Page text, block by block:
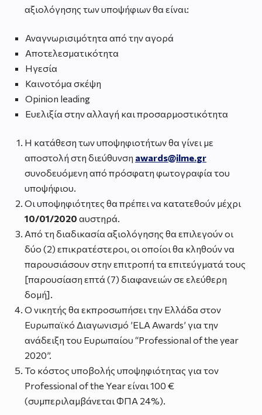
αξιολόγησης των υποψήφιων θα είναι:
Αναγνωρισιμότητα από την αγορά
Αποτελεσματικότητα
Ηγεσία
Καινοτόμα σκέψη
Opinion leading
Ευελιξία στην αλλαγή και προσαρμοστικότητα
Η κατάθεση των υποψηφιοτήτων θα γίνει με
αποστολή στη διεύθυνση awards@ilme.gr
συνοδευόμενη από πρόσφατη φωτογραφία του
υποψήφιου.
Οι υποψηφιότητες θα πρέπει να κατατεθούν μέχρι
10/01/2020 αυστηρά.
Από τη διαδικασία αξιολόγησης θα επιλεγούν οι
δύο (2) επικρατέστεροι, οι οποίοι θα κληθούν να
παρουσιάσουν στην επιτροπή τα επιτεύγματά τους
[παρουσίαση επτά (7) διαφανειών σε ελεύθερη
δομή].
Ο νικητής θα εκπροσωπήσει την Ελλάδα στον
Ευρωπαϊκό Διαγωνισμό ’ELA Awards’ για την
ανάδειξη του Ευρωπαίου “Professional of the year
2020”.
Το κόστος υποβολής υποψηφιότητας για τον
Professional of the Year είναι 100 €
(συμπεριλαμβάνεται ΦΠΑ 24%).